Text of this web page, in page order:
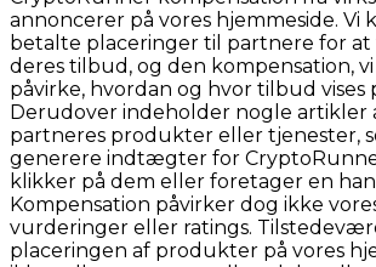
annoncerer på vores hjemmeside. Vi
betalte placeringer til partnere for
deres tilbud, og den kompensation,
påvirke, hvordan og hvor tilbud vises
Derudover indeholder nogle artikler
partneres produkter eller tjenester,
generere indtægter for
klikker på dem eller foretager en
Kompensation påvirker dog ikke
vurderinger eller ratings.
placeringen af produkter på vores